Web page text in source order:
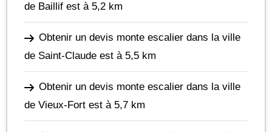
de Baillif est à 5,2 km
Obtenir un devis monte escalier dans la ville
de Saint-Claude est à 5,5 km
Obtenir un devis monte escalier dans la ville
de Vieux-Fort est à 5,7 km